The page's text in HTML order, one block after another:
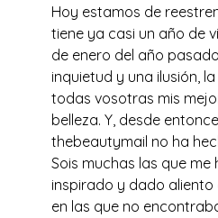
Hoy estamos de
tiene ya casi un año de
de enero del año
inquietud y una ilusión,
todas vosotras mis
belleza. Y, desde
thebeautymail no ha
Sois muchas las que me
inspirado y dado aliento
en las que no